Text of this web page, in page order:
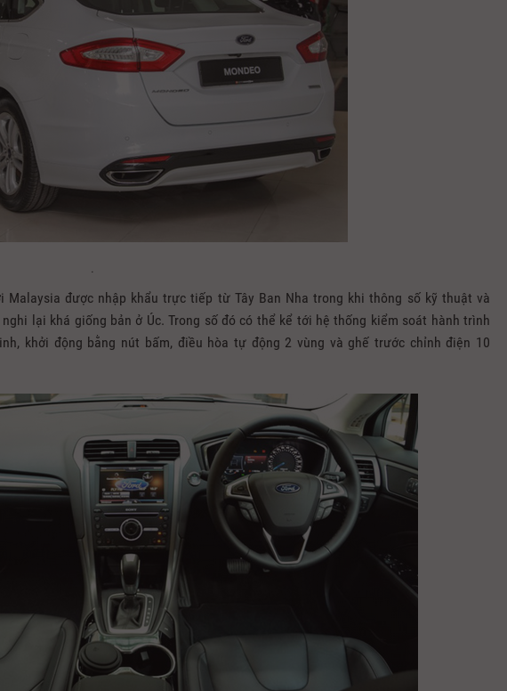
.
Malaysia được nhập khẩu trực tiếp từ Tây Ban Nha trong khi thông số kỹ thuật và
lại khá giống bản ở Úc. Trong số đó có thể kể tới hệ thống kiểm soát hành trình
khởi động bằng nút bấm, điều hòa tự động 2 vùng và ghế trước chỉnh điện 10